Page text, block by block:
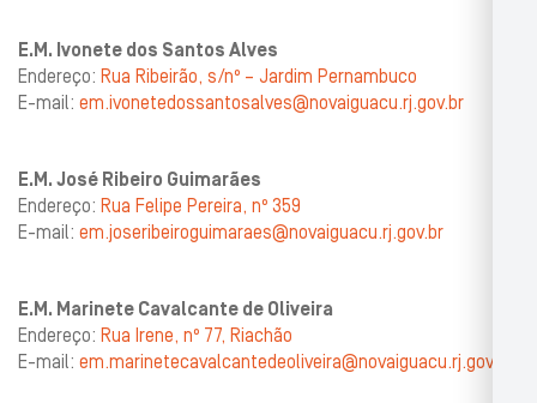
E.M. Ivonete dos Santos Alves
Endereço: Rua Ribeirão, s/nº – Jardim Pernambuco
E-mail: em.ivonetedossantosalves@novaiguacu.rj.gov.br
E.M. José Ribeiro Guimarães
Endereço: Rua Felipe Pereira, nº 359
E-mail: em.joseribeiroguimaraes@novaiguacu.rj.gov.br
E.M. Marinete Cavalcante de Oliveira
Endereço: Rua Irene, nº 77, Riachão
E-mail: em.marinetecavalcantedeoliveira@novaiguacu.rj.gov.br